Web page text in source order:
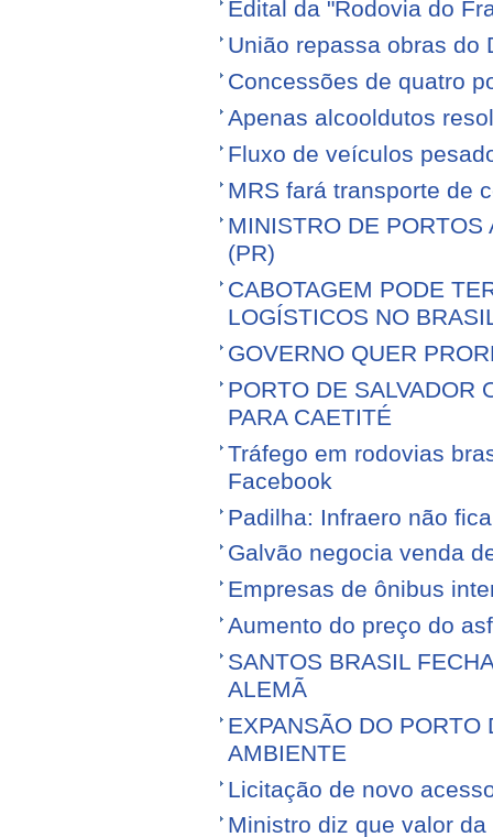
Edital da "Rodovia do
União repassa obras do
Concessões de quatro
Apenas alcooldutos
Fluxo de veículos
MRS fará transporte de
MINISTRO DE
(PR)
CABOTAGEM PODE
LOGÍSTICOS NO
GOVERNO QUER
PORTO DE SALVADOR
PARA CAETITÉ
Tráfego em rodovias
Facebook
Padilha: Infraero não
Galvão negocia venda
Empresas de ônibus
Aumento do preço do
SANTOS BRASIL
ALEMÃ
EXPANSÃO DO PORTO
AMBIENTE
Licitação de novo
Ministro diz que valor